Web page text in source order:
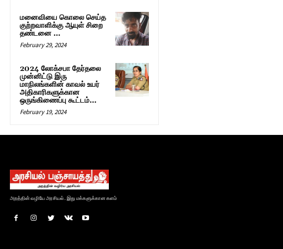
மனைவியை கொலை செய்த
குற்றவாளிக்கு ஆயுள் சிறை
தண்டனை …
February 29, 2024
2024 லோக்சபா தேர்தலை
முன்னிட்டு இரு
மாநிலங்களின் காவல் உயர்
அதிகாரிகளுக்கான
ஒருங்கிணைப்பு கூட்டம்…
February 19, 2024
அறத்தின் வழியே அரசியல்.. இது மக்களுக்கான களம்